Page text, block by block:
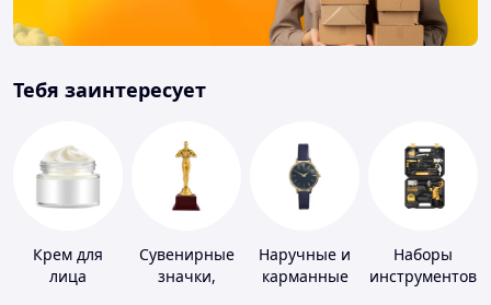
Тебя заинтересует
Крем для
лица
Сувенирные
значки,
Наручные и
карманные
Наборы
инструментов